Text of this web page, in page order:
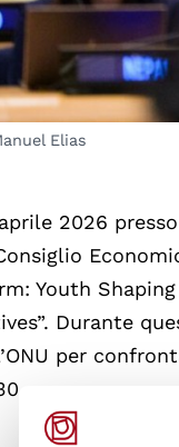
Elias
aprile 2026
Youth
Durante
per